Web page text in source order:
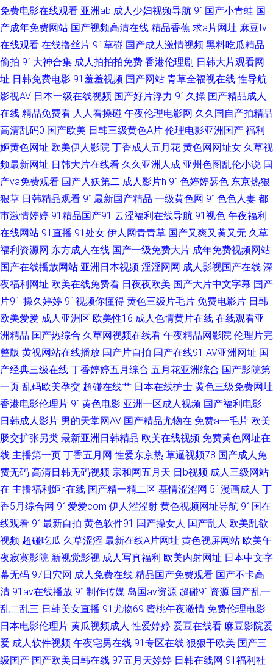
直播网站 91九色女神蝌蚪 九七久久 最新手机av电影 福利姬网站AV 91传媒
网站视频 丰满熟女一区二区三区 av在现 国产乱子伦 中文精品产品网 国产视
频欧美一区 伊人久久伊人 国产精品日产欧美久久 伊人福利导航 豆花av的网
址 91黄色视频免费网站 蜜臀亚洲网 91去网站 久久亚洲精品波多 91精品色
久久超碰人人操 91北京TS兰兰调教直男 国产综合在线不卡 91看片成人版免
费看 美女理论欧美 91黑丝美女在线诱惑观看 男女上床视频免费看 wwwcom
麻豆色色 超碰婷婷91 先锋av黄色电影 国国国国产在线精品 91九色泉州论坛
久草在线视频福利 91九色巨乳 久久嫩草精品久久网站 91视频网站入口 欧美
91在线观看网站 欧洲久久 91超碰青娱乐 韩国表妹自拍 一区二区不卡熟妇 国
产婷婷操逼视频 午夜老司机福利av 色情婷婷五月 www欧美色图com 伪娘ts
人妖在线播放 成人深夜福利社在线 视频在线国产 91最新在线精品视频 久久
精产品 91剧场 欧美日韩成人免费 91免费在线观看网页 狼友汇六六六 91传
媒小视频 日韩视频123 99热色色 91n在线视频免费观看 伊人大香焦 91自视
频导航 丝袜足交网 成人三级 色五月丁香麻豆 影音先锋av网址 久久国产精品
露脸 91露脸熟女四川熟女 91搞熟女 黄网站1 91社区免费在线 日逼网站中字
四虎影城 91日韩成人综合 久艹视频网91 91福利正品 久久精品剧场 91高跟
丝袜啪啪 加勒比夜夜干 亚洲导航 超碰人人香蕉 日韩欧美啪啪啪网 91在线资
源视频 日韩黄址 91亚洲精选 欧美精品性爱91 91影音绯色 日本岛国大片 久
久青青草视频网站免 草逼视频高清无码 亚洲国产欧美成人 国产精品在线久
久 91黑料精品国产 海角先生黄色网址 国啪福利 91狼友社 欧美韩性生活一区
区 99福利视频在线导航 五月天婷婷福利 福利午夜99 在线视频pron 久久婷婷
免费电影在线观看 亚洲ab 成人少妇视频导航 91国产小青蛙 国
产成年免费网站 国产视频高清在线 精品香蕉 求a片网址 麻豆tv
在线观看 在线撸丝片 91草碰 国产成人激情视频 黑料吃瓜精品
偷拍 91大神合集 成人拍拍拍免费 香港伦理剧 日韩大片观看网
址 日韩免费电影 91羞羞视频 国产网站 青草全福视在线 性导航
影视AV 日本一级在线视频 国产好片浮力 91久操 国产精品成人
在线 精品免费看 人人看操碰 午夜伦理电影网 久久国自产拍精品
高清乱码0 国产欧美 日韩三级黄色A片 伦理电影亚洲国产 福利
姬黄色网址 欧美伊人影院 丁香成人五月花 黄色网网址女 久草视
频最新网址 日韩大片在线看 久久亚洲人成 亚州色图乱伦小说 国
产va免费观看 国产人妖第二 成人影片h 91色婷婷瑟色 东京热狠
狠草 日韩精品观看 91最新国产精品 一级黄色网 91色色人妻 都
市激情婷婷 91精品国产91 云涩福利在线导航 91视色 午夜福利
在线网站 91直播 91处女 伊人网青青草 国产又爽又黄又无 久草
福利资源网 东方成人在线 国产一级免费大片 成年免费视频网站
国产在线播放网站 亚洲日本视频 淫淫网网 成人影视国产在线 深
夜福利网址 欧美在线免费看 日夜夜欧美 国产大片中文字幕 国产
片91 操久婷婷 91视频你懂得 黄色三级片毛片 免费电影片 日韩
欧美爱爱 成人亚洲区 欧美性16 成人色情黄片在线 在线观看亚
洲精品 国产热综合 久草网视频在线看 午夜精品网影院 伦理片完
整版 黄视网站在线播放 国产片自拍 国产在线91 AV亚洲网址 国
产经典三级在线 丁香婷婷五月综合 五月花亚洲综合 国产影院第
一页 乱码欧美孕交 超碰在线艹 日本在线护士 黄色三级免费网址
香港电影伦理片 91黄色电影 亚洲一区成人视频 国产福利电影
日韩成人影片 男的天堂网AV 国产精品尤物在 免费a一毛片 欧美
肠交扩张另类 最新亚洲日韩精品 欧美在线视频 免费黄色网址在
线 主播第一页 丁香五月网 性爱东京热 草逼视频78 国产成人免
费无码 高清日韩无码视频 宗和网五月天 日b视频 成人三级网站
在 主播福利姬h在线 国产精一精二区 基情涩涩网 51漫画成人 丁
香5月综合网 91爱爱com 伊人涩涩射 黄色视频网址导航 91国在
线观看 91最新自拍 黄色软件91 国产操女人 国产乱人 欧美乱欲
视频 超碰吃瓜 久草涩涩 最新在线A片网址 黄色视屏网站 欧美午
夜寂寞影院 新视觉影视 成人写真福利 欧美内射网址 日本中文字
幕无码 97日穴网 成人免费在线 精品国产免费观看 国产不卡高
清 91av在线播放 91制作传媒 岛国av资源 超碰91资源 国产乱一
乱二乱三 日韩美女直播 91尤物69 蜜桃午夜激情 免费伦理电影
日本电影伦理片 黄瓜视频成人 性爱婷婷 爱豆在线看 麻豆影院爱
爱 成人软件视频 午夜宅男在线 91专区在线 狠狠干欧美 国产三
级国产 国产欧美日韩在线 97五月天婷婷 日韩在线网 91福利社